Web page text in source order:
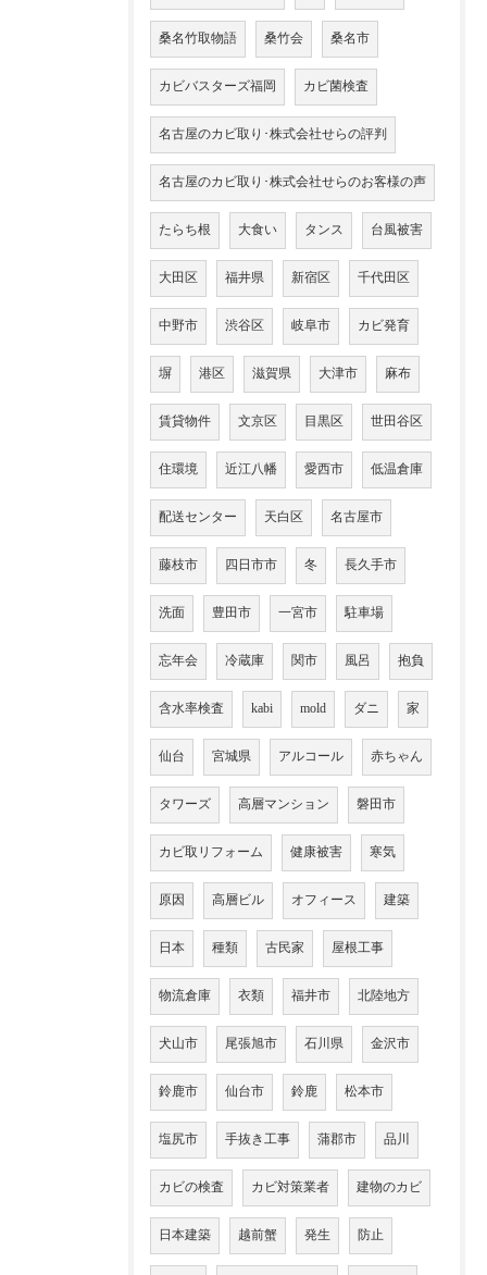
桑名竹取物語 桑竹会 桑名市
カビバスターズ福岡 カビ菌検査
名古屋のカビ取り･株式会社せらの評判
名古屋のカビ取り･株式会社せらのお客様の声
たらち根 大食い タンス 台風被害
大田区 福井県 新宿区 千代田区
中野市 渋谷区 岐阜市 カビ発育
塀 港区 滋賀県 大津市 麻布
賃貸物件 文京区 目黒区 世田谷区
住環境 近江八幡 愛西市 低温倉庫
配送センター 天白区 名古屋市
藤枝市 四日市市 冬 長久手市
洗面 豊田市 一宮市 駐車場
忘年会 冷蔵庫 関市 風呂 抱負
含水率検査 kabi mold ダニ 家
仙台 宮城県 アルコール 赤ちゃん
タワーズ 高層マンション 磐田市
カビ取リフォーム 健康被害 寒気
原因 高層ビル オフィース 建築
日本 種類 古民家 屋根工事
物流倉庫 衣類 福井市 北陸地方
犬山市 尾張旭市 石川県 金沢市
鈴鹿市 仙台市 鈴鹿 松本市
塩尻市 手抜き工事 蒲郡市 品川
カビの検査 カビ対策業者 建物のカビ
日本建築 越前蟹 発生 防止